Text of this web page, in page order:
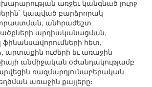
առջեւ կանգնած լուրջ
կապված բարձրորակ
անհրաժեշտ
արդիականացման,
հետ,
արտաքին ուժերի եւ առաջին
անմիջական օժանդակությամբ
ռազմարդյունաբերական
առաջին քայլերը։